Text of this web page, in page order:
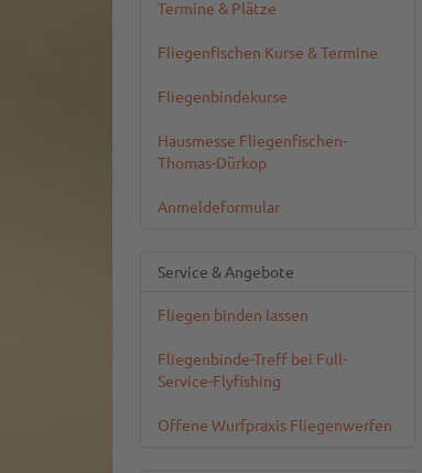
Termine & Plätze
Fliegenfischen Kurse & Termine
Fliegenbindekurse
Hausmesse Fliegenfischen-
Thomas-Dürkop
Anmeldeformular
Service & Angebote
Fliegen binden lassen
Fliegenbinde-Treff bei Full-
Service-Flyfishing
Offene Wurfpraxis Fliegenwerfen